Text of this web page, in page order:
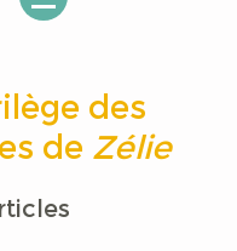
des
de Zélie